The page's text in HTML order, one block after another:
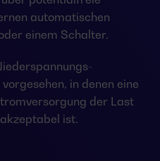
automatischen
einem Schalter.
in denen eine
der Last
ist.